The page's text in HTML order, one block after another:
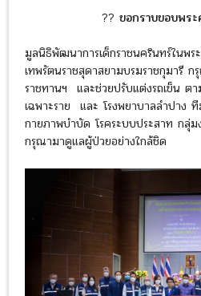
?? ขอกราบขอบพร
มูลนิธิพัฒนาการเด็กราชนครินทร์ในพร
เทพรัตนราชสุดาสยามบรมราชกุมารี ก
ราชทานฯ และช่วยปรับแต่งรถเข็น ต
เฉพาะราย และ โรงพยาบาลลำปาง
กายภาพบำบัด โรคระบบประสาท กลุ่ม
กรุณามาดูแลผู้ป่วยอย่างใกล้ชิด